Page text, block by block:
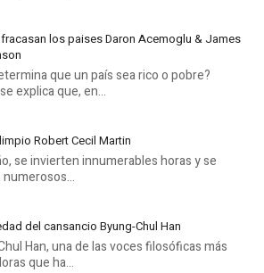
los paises Daron Acemoglu & James
que un país sea rico o pobre?
explica que, en...
Robert Cecil Martin
se invierten innumerables horas y se
del cansancio Byung-Chul Han
Han, una de las voces filosóficas más
que ha...